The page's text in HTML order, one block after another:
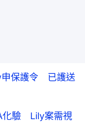
申保護令 已護送
化驗 Lily案需視